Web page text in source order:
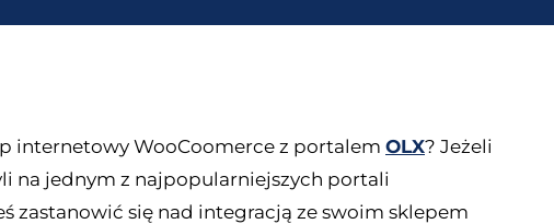
internetowy WooCoomerce z portalem OLX? Jeżeli
na jednym z najpopularniejszych portali
zastanowić się nad integracją ze swoim sklepem